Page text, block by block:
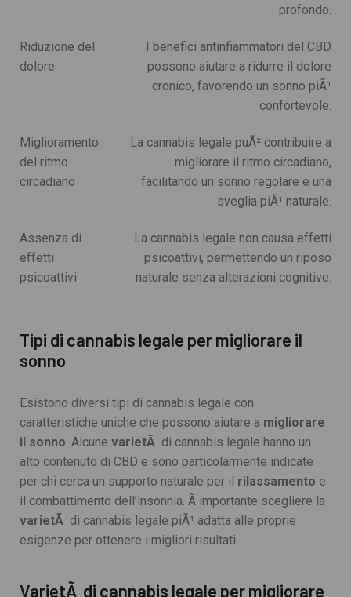
profondo.
Riduzione del
dolore
I benefici antinfiammatori del CBD
possono aiutare a ridurre il dolore
cronico, favorendo un sonno piÃ¹
confortevole.
Miglioramento
del ritmo
circadiano
La cannabis legale puÃ² contribuire a
migliorare il ritmo circadiano,
facilitando un sonno regolare e una
sveglia piÃ¹ naturale.
Assenza di
effetti
psicoattivi
La cannabis legale non causa effetti
psicoattivi, permettendo un riposo
naturale senza alterazioni cognitive.
Tipi di cannabis legale per migliorare il
sonno
Esistono diversi tipi di cannabis legale con
caratteristiche uniche che possono aiutare a migliorare
il sonno. Alcune varietÃ di cannabis legale hanno un
alto contenuto di CBD e sono particolarmente indicate
per chi cerca un supporto naturale per il rilassamento e
il combattimento dell’insonnia. Ã importante scegliere la
varietÃ di cannabis legale piÃ¹ adatta alle proprie
esigenze per ottenere i migliori risultati.
VarietÃ di cannabis legale per migliorare